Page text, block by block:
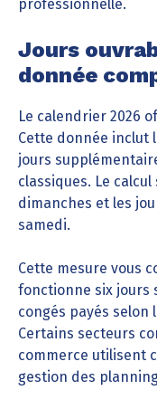
professionnelle.
Jours
donnée
Le calendrier 2026
Cette donnée inclut
jours
classiques. Le
dimanches et les
samedi.
Cette mesure vous
fonctionne six jours
congés payés selon
Certains secteurs
commerce utilisent
gestion des